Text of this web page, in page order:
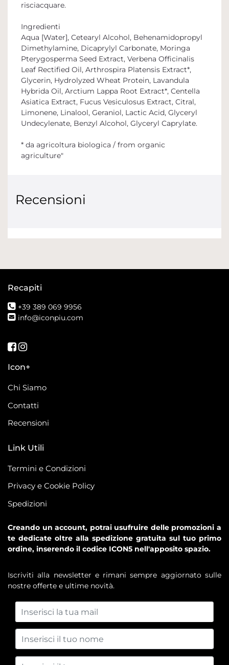
risciacquare.
Ingredienti
Aqua [Water], Cetearyl Alcohol, Behenamidopropyl
Dimethylamine, Dicaprylyl Carbonate, Moringa
Pterygosperma Seed Extract, Verbena Officinalis
Leaf Rectified Oil, Arthrospira Platensis Extract*,
Glycerin, Hydrolyzed Wheat Protein, Lavandula
Hybrida Oil, Arctium Lappa Root Extract*, Centella
Asiatica Extract, Fucus Vesiculosus Extract, Citral,
Limonene, Linalool, Geraniol, Lactic Acid, Glyceryl
Undecylenate, Benzyl Alcohol, Glyceryl Caprylate.
* da agricoltura biologica / from organic
agriculture"
Recensioni
Recapiti
+39 389 069 9956
info@iconpiu.com
Seguici su Facebook
Seguici su Instagram
Icon+
Chi Siamo
Contatti
Recensioni
Link Utili
Termini e Condizioni
Privacy e Cookie Policy
Spedizioni
Creando un account, potrai usufruire delle promozioni a
te dedicate oltre alla spedizione gratuita sul tuo primo
ordine, inserendo il codice ICON5 nell'apposito spazio.
Iscriviti alla newsletter e rimani sempre aggiornato sulle
nostre offerte e ultime novità.